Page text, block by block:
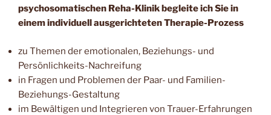
psychosomatischen Reha-Klinik begleite ich Sie in
einem individuell ausgerichteten Therapie-Prozess
zu Themen der emotionalen, Beziehungs- und
Persönlichkeits-Nachreifung
in Fragen und Problemen der Paar- und Familien-
Beziehungs-Gestaltung
im Bewältigen und Integrieren von Trauer-Erfahrungen